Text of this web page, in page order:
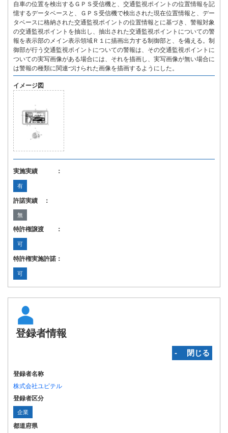
自車の位置を検出するＧＰＳ受信機と、交通監視ポイントの位置情報を記
憶するデータベースと、ＧＰＳ受信機で検出された現在位置情報と、デー
タベースに格納された交通監視ポイントの位置情報とに基づき、警報対象
の交通監視ポイントを抽出し、抽出された交通監視ポイントについての警
報を表示部のメイン表示領域Ｒ１に描画出力する制御部と、を備える。制
御部が行う交通監視ポイントについての警報は、その交通監視ポイントに
ついての実写画像がある場合には、それを描画し、実写画像が無い場合に
は警報の種類に関連づけられた画像を描画するようにした。
イメージ図
実施実績 ：
有
許諾実績 ：
無
特許権譲渡 ：
可
特許権実施許諾：
可
登録者情報
‐ 閉じる
登録者名称
株式会社ユピテル
登録者区分
企業
都道府県